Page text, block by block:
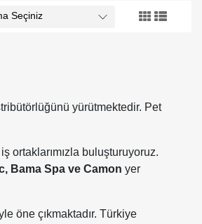
yürütmektedir. Pet
ortaklarımızla buluşturuyoruz.
Bama Spa ve Camon yer
öne çıkmaktadır. Türkiye